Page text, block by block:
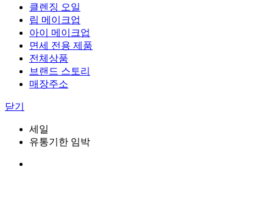
클렌징 오일
립 메이크업
아이 메이크업
면세 전용 제품
전체상품
브랜드 스토리
매장주소
닫기
세일
유통기한 임박